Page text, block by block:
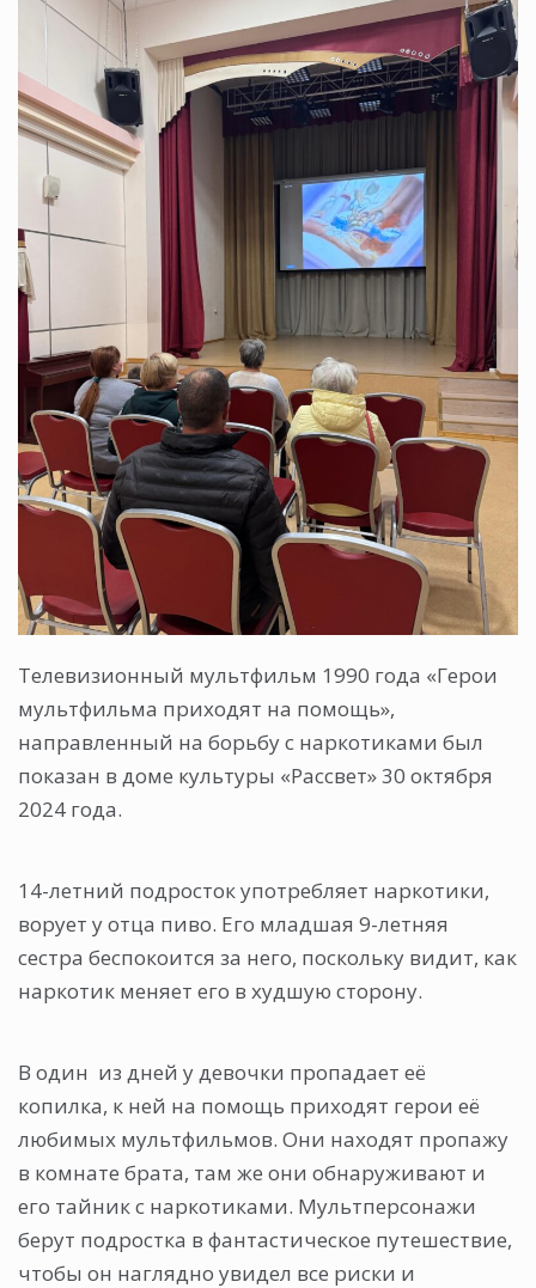
Телевизионный мультфильм 1990 года «Герои
мультфильма приходят на помощь»,
направленный на борьбу с наркотиками был
показан в доме культуры «Рассвет» 30 октября
2024 года.
14-летний подросток употребляет наркотики,
ворует у отца пиво. Его младшая 9-летняя
сестра беспокоится за него, поскольку видит, как
наркотик меняет его в худшую сторону.
В один из дней у девочки пропадает её
копилка, к ней на помощь приходят герои её
любимых мультфильмов. Они находят пропажу
в комнате брата, там же они обнаруживают и
его тайник с наркотиками. Мультперсонажи
берут подростка в фантастическое путешествие,
чтобы он наглядно увидел все риски и